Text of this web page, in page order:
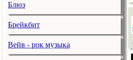
Блюз
Брейкбит
Вейв - рок музыка